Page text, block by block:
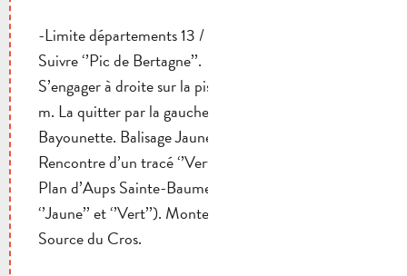
-Limite départements 13 / 83 (poteau SB 26).
Suivre ‘’Pic de Bertagne’’.
S’engager à droite sur la piste du Cros pendant 700
m. La quitter par la gauche et atteindre la croupe de
Bayounette. Balisage Jaune.
Rencontre d’un tracé ‘’Vert’’ (Boucle de l’OT de
Plan d’Aups Sainte-Baume ; itinéraire commun
‘’Jaune’’ et ‘’Vert’’). Monter à droite et atteindre la
Source du Cros.